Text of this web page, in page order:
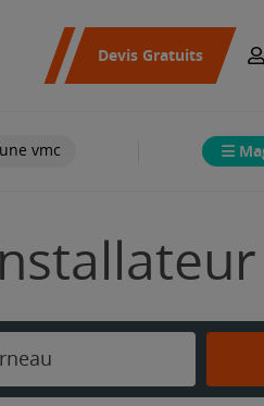
Devis Gratuits
vmc